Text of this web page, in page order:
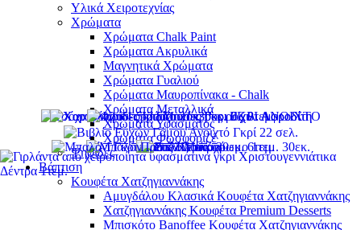
Υλικά Χειροτεχνίας
Χρώματα
Χρώματα Chalk Paint
Χρώματα Ακρυλικά
Μαγνητικά Χρώματα
Χρώματα Γυαλιού
Χρώματα Μαυροπίνακα - Chalk
Χρώματα Μεταλλικά
Χρώματα Υφάσματος
Χρώματα Φωσφοριζέ
Ψηφίδες
Βάπτιση
Κουφέτα Χατζηγιαννάκης
Αμυγδάλου Κλασικά Κουφέτα Χατζηγιαννάκης
Χατζηγιαννάκης Κουφέτα Premium Desserts
Μπισκότο Banoffee Κουφέτα Χατζηγιαννάκης